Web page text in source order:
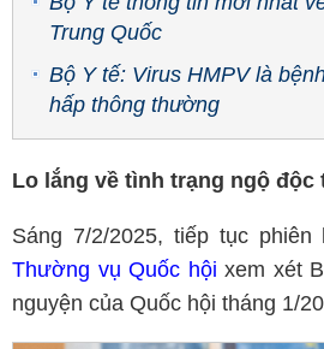
Trung Quốc
Bộ Y tế: Virus HMPV là
hấp thông thường
Lo lắng về tình trạng ngộ độc
Sáng 7/2/2025, tiếp tục phiên
Thường vụ Quốc hội xem xét
nguyện của Quốc hội tháng 1/